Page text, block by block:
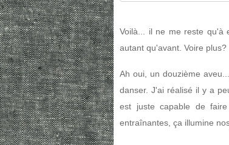
Voilà... il ne me reste qu'à
autant qu'avant. Voire plus?
Ah oui, un douzième
danser. J'ai réalisé il y a
est juste capable de
entraînantes, ça illumine